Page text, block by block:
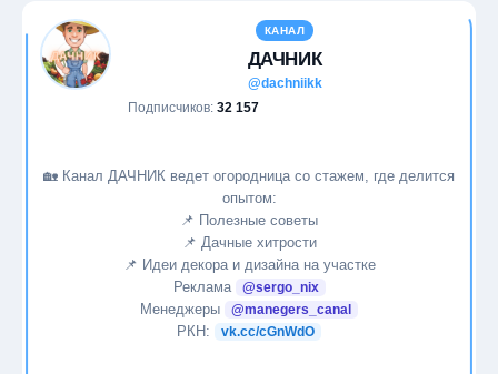
КАНАЛ
ДАЧНИК
@dachniikk
Подписчиков: 32 157
🏡 Канал ДАЧНИК ведет огородница со стажем, где делится
опытом:
📌 Полезные советы
📌 Дачные хитрости
📌 Идеи декора и дизайна на участке
Реклама
@sergo_nix
Менеджеры @manegers_canal
РКН: vk.cc/cGnWdO